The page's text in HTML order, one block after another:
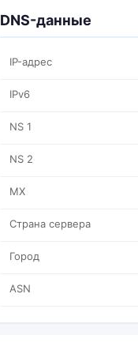
DNS-данные
IP-адрес
IPv6
NS 1
NS 2
MX
Страна сервера
Город
ASN